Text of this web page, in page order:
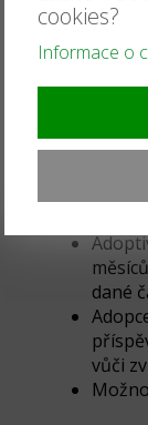
svým
čas
dané
vůči
cookies?
Informace o